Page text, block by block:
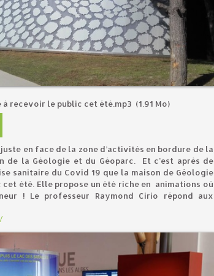
recevoir le public cet été.mp3 (1.91 Mo)
en face de la zone d’activités en bordure de la
de la Géologie et du Géoparc. Et c’est après de
sanitaire du Covid 19 que la maison de Géologie
été. Elle propose un été riche en animations où
! Le professeur Raymond Cirio répond aux